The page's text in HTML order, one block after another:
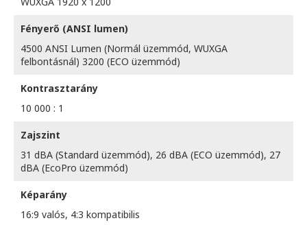
Fényerő (ANSI lumen)
4500 ANSI Lumen (Normál üzemmód, WUXGA
felbontásnál) 3200 (ECO üzemmód)
Kontrasztarány
10 000 : 1
Zajszint
31 dBA (Standard üzemmód), 26 dBA (ECO üzemmód), 27
dBA (EcoPro üzemmód)
Képarány
16:9 valós, 4:3 kompatibilis